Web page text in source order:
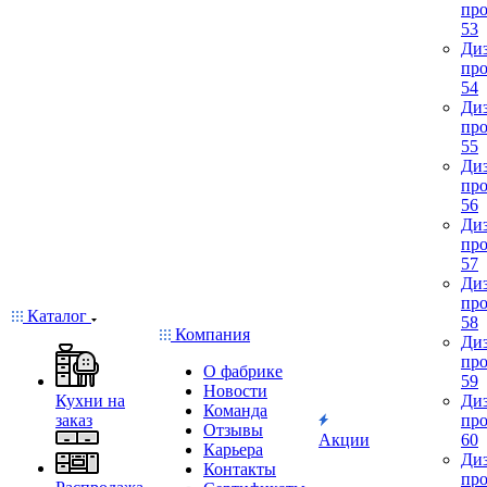
Каталог
Кухни на
заказ
Компания
О фабрике
Новости
Команда
Отзывы
Карьера
Контакты
Акции
53
54
55
56
57
58
59
60